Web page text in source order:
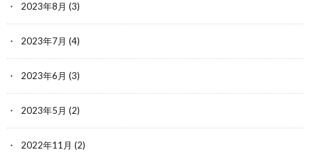
2023年8月 (3)
2023年7月 (4)
2023年6月 (3)
2023年5月 (2)
2022年11月 (2)